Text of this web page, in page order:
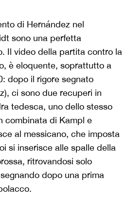
di Hernández nel
sono una perfetta
Il video della partita contro la
è eloquente, soprattutto a
dopo il rigore segnato
ci sono due recuperi in
tedesca, uno dello stesso
combinata di Kampl e
al messicano, che imposta
si inserisce alle spalle della
ritrovandosi solo
dopo una prima